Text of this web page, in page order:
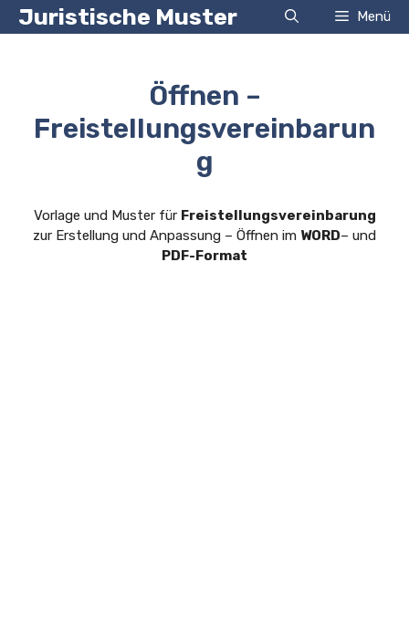
Zum
InhaltJuristische Muster Menü
Öffnen –
Freistellungsvereinbarun
g
Vorlage und Muster für Freistellungsvereinbarung
zur Erstellung und Anpassung – Öffnen im WORD– und
PDF-Format